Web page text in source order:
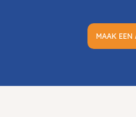
MAAK EEN